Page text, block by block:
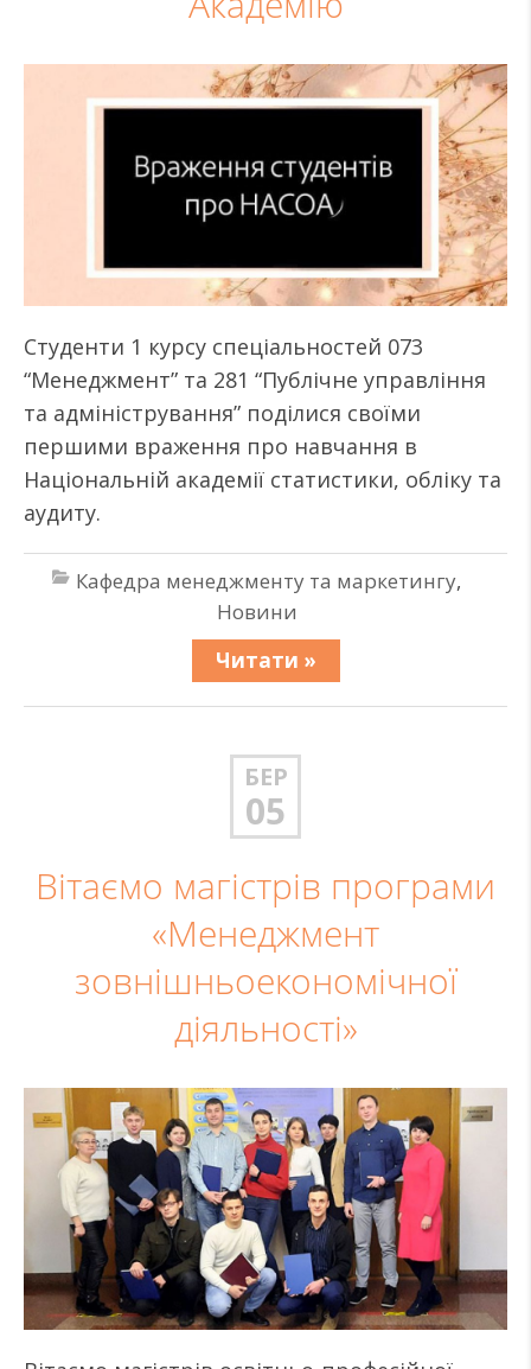
Студенти 1 курсу спеціальностей 073
“Менеджмент” та 281 “Публічне управління
та адміністрування” поділися своїми
першими враження про навчання в
Національній академії статистики, обліку та
аудиту.
Кафедра менеджменту та маркетингу,
Новини
Читати »
БЕР
05
Вітаємо магістрів програми
«Менеджмент
зовнішньоекономічної
діяльності»